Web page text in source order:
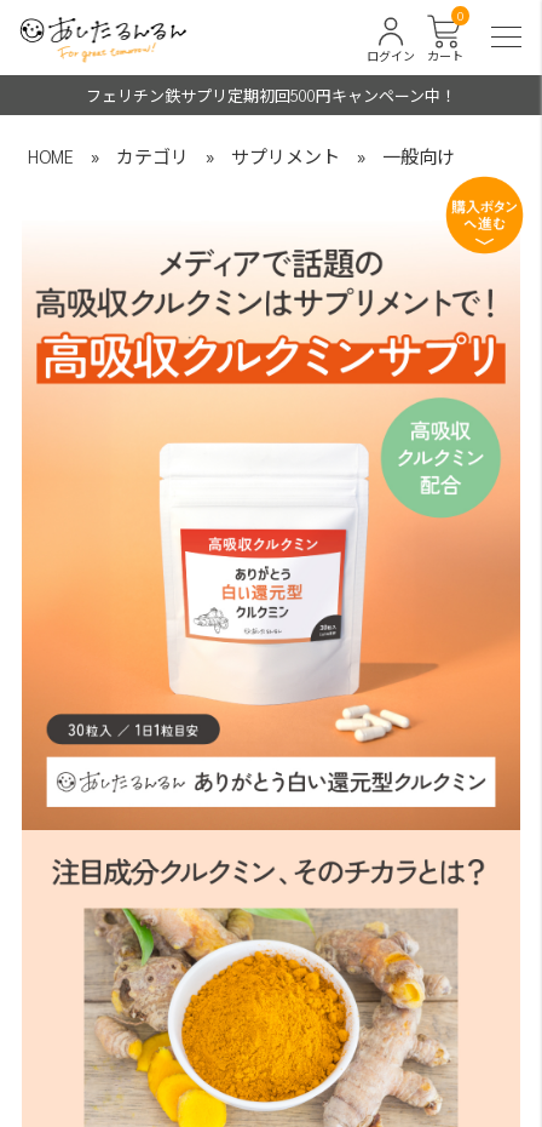
カート
0
ログイン
フェリチン鉄サプリ定期初回500円キャンペーン中！
HOME » カテゴリ » サプリメント » 一般向け